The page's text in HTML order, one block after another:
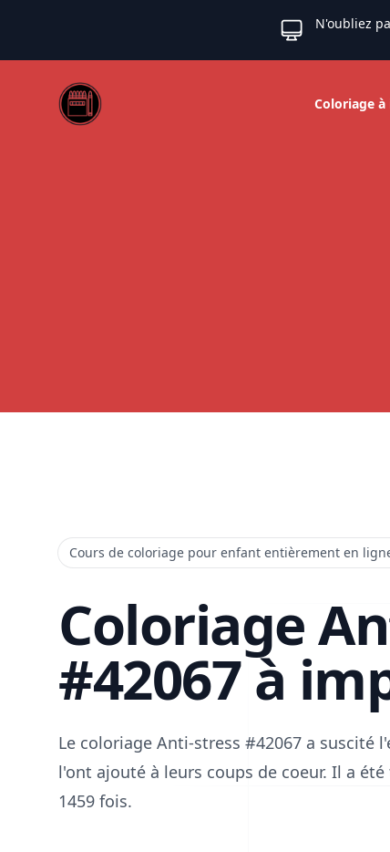
N'oubliez
Web coloriage
Coloriage
Cours de coloriage pour enfant entièrement en
Coloriage
#42067 à
Le coloriage Anti-stress #42067 a suscité
l'ont ajouté à leurs coups de coeur. Il a
1459 fois.